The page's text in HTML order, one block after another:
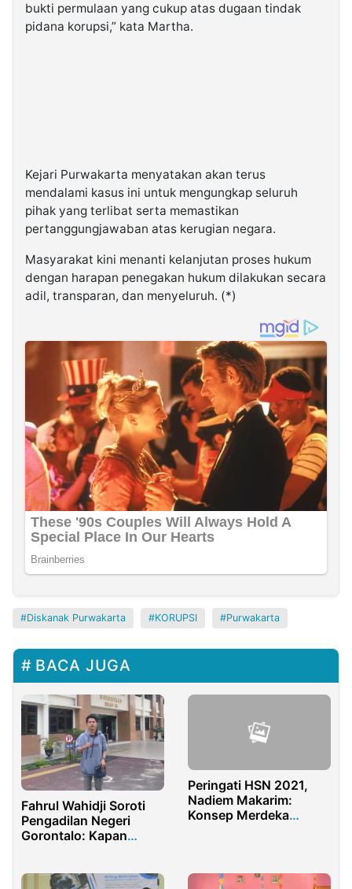
bukti permulaan yang cukup atas dugaan tindak
pidana korupsi,” kata Martha.
Kejari Purwakarta menyatakan akan terus
mendalami kasus ini untuk mengungkap seluruh
pihak yang terlibat serta memastikan
pertanggungjawaban atas kerugian negara.
Masyarakat kini menanti kelanjutan proses hukum
dengan harapan penegakan hukum dilakukan secara
adil, transparan, dan menyeluruh. (*)
Diskanak Purwakarta KORUPSI Purwakarta
BACA JUGA
Fahrul Wahidji Soroti
Pengadilan Negeri
Gorontalo: Kapan
Dibayar?
Peringati HSN 2021,
Nadiem Makarim:
Konsep Merdeka